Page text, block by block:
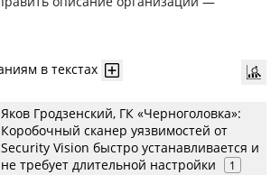
в текстах
Яков Гродзенский, ГК «Черноголовка»:
Коробочный сканер уязвимостей от
Security Vision быстро устанавливается и
не требует длительной настройки
1